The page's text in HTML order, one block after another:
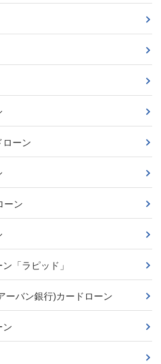
ローン
ーン
「ラピッド」
ーバン銀行)カードローン
ン